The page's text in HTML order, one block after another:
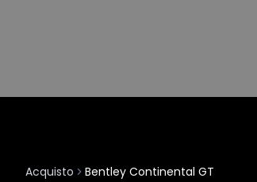
Acquisto Bentley Continental GT